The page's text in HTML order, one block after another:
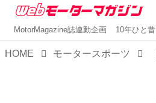
MotorMagazine誌連動企画 10年ひと昔
HOME モータースポーツ